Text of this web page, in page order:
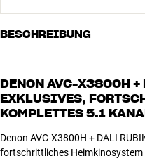
BESCHREIBUNG
DENON AVC-X3800H
EXKLUSIVES,
KOMPLETTES 5.1
Denon AVC-X3800H + DALI
fortschrittliches Heimkinosystem